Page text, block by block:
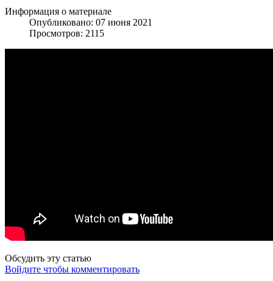
Информация о материале
Опубликовано: 07 июня 2021
Просмотров: 2115
Обсудить эту статью
Войдите чтобы комментировать